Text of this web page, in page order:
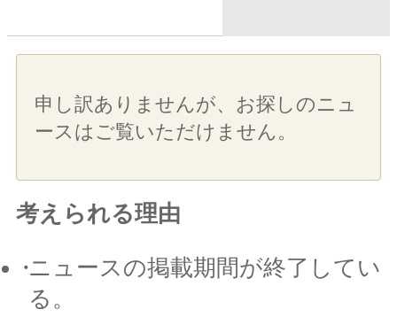
申し訳ありませんが、お探しのニュ
ースはご覧いただけません。
考えられる理由
ニュースの掲載期間が終了してい
る。